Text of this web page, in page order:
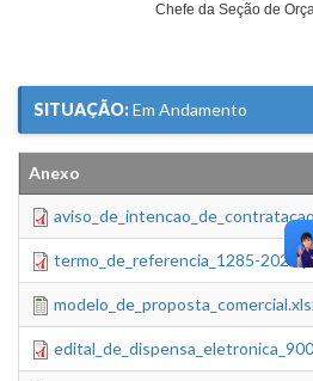
Chefe da Seção de
SITUAÇÃO:Em Andamento
Anexo
termo_de_referencia_1285-